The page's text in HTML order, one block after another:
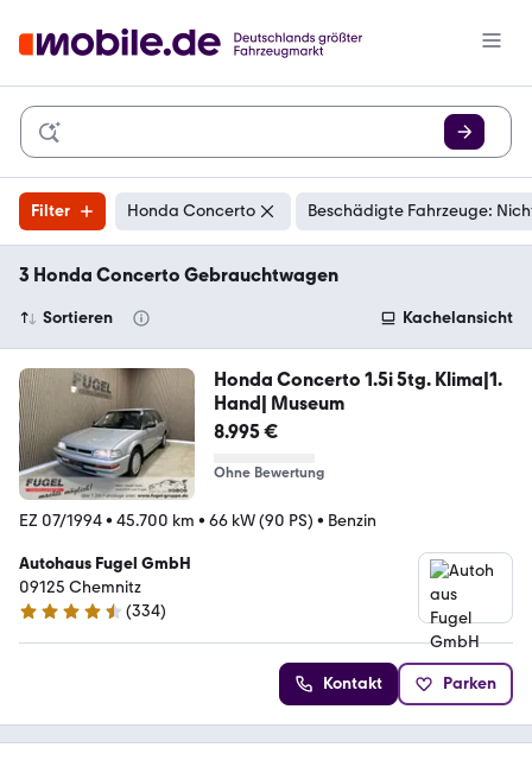
Filter Honda Concerto Beschädigte Fahrzeuge:
3 Honda Concerto Gebrauchtwagen
Sortieren Kachelansicht
Honda Concerto 1.5i 5tg. Klima|1.
Hand| Museum
8.995 €
Ohne Bewertung
EZ 07/1994• 45.700 km • 66 kW (90 PS) • Benzin
Autohaus Fugel GmbH
09125 Chemnitz
4.3 Sterne
(334)
Kontakt Parken